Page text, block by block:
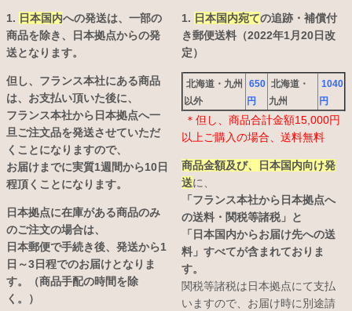
1. 日本国内への発送は、 一部の
商品を除き、日本拠点からの発
送となります。
但し、フランス本社にある商品
は、お支払い頂いた後に、
フランス本社から日本拠点へ一
旦ご注文品を発送させていただ
くことになりますので、
お届けまでに実質1週間から10日
程頂くことになります。
日本拠点に在庫がある商品のみ
のご注文の場合は、
日本郵便で手続き後、発送から1
日～3日程でのお届けとなりま
す。（商品手配の時間を除
く。）
1. 日本国内宛ての追跡・補償付
き郵便送料（2022年1月20日改
定）
北海道・九州
以外
650
円
北海道・
九州
1040
円
＊但し、商品合計金額15,000円
以上ご購入の場合、送料無料
商品金額及び、日本国内向け発
送に、
「フランス本社から日本拠点へ
の送料・関税等諸税」と
「日本国内からお届け先への送
料」すべてが含まれておりま
す。
関税等諸税は日本拠点にて支払
いますので、お届け時に別途請